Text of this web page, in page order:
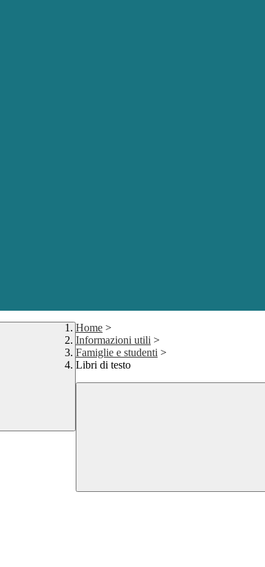
Home >
Informazioni utili >
Famiglie e studenti >
Libri di testo